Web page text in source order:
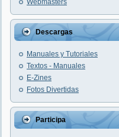
Webmasters
Descargas
Manuales y Tutoriales
Textos - Manuales
E-Zines
Fotos Divertidas
Participa